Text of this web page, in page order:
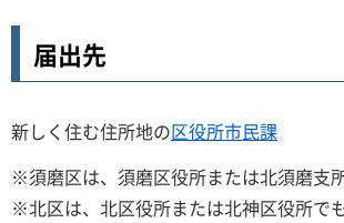
届出先
新しく住む住所地の区役所市民課
※須磨区は、須磨区役所または北須磨支
※北区は、北区役所または北神区役所で